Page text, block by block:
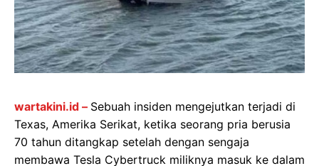
wartakini.id – Sebuah insiden mengejutkan terjadi di
Texas, Amerika Serikat, ketika seorang pria berusia
70 tahun ditangkap setelah dengan sengaja
membawa Tesla Cybertruck miliknya masuk ke dalam